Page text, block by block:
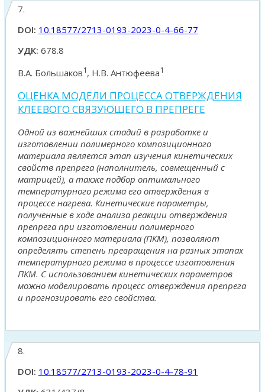
7.
DOI: 10.18577/2713-0193-2023-0-4-66-77
УДК: 678.8
В.А. Большаков1, Н.В. Антюфеева1
ОЦЕНКА МОДЕЛИ ПРОЦЕССА ОТВЕРЖДЕНИЯ
КЛЕЕВОГО СВЯЗУЮЩЕГО В ПРЕПРЕГЕ
Одной из важнейших стадий в разработке и
изготовлении полимерного композиционного
материала является этап изучения кинетических
свойств препрега (наполнитель, совмещенный с
матрицей), а также подбор оптимального
температурного режима его отверждения в
процессе нагрева. Кинетические параметры,
полученные в ходе анализа реакции отверждения
препрега при изготовлении полимерного
композиционного материала (ПКМ), позволяют
определять степень превращения на разных этапах
температурного режима в процессе изготовления
ПКМ. С использованием кинетических параметров
можно моделировать процесс отверждения препрега
и прогнозировать его свойства.
8.
DOI: 10.18577/2713-0193-2023-0-4-78-91